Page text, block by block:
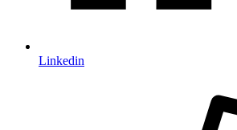
Linkedin